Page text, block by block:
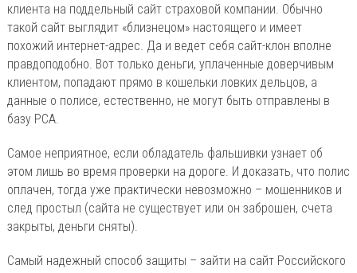
клиента на поддельный сайт страховой компании. Обычно
такой сайт выглядит «близнецом» настоящего и имеет
похожий интернет-адрес. Да и ведет себя сайт-клон вполне
правдоподобно. Вот только деньги, уплаченные доверчивым
клиентом, попадают прямо в кошельки ловких дельцов, а
данные о полисе, естественно, не могут быть отправлены в
базу РСА.
Самое неприятное, если обладатель фальшивки узнает об
этом лишь во время проверки на дороге. И доказать, что полис
оплачен, тогда уже практически невозможно – мошенников и
след простыл (сайта не существует или он заброшен, счета
закрыты, деньги сняты).
Самый надежный способ защиты – зайти на сайт Российского